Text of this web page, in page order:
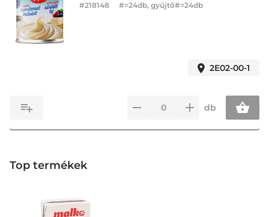
#218148 #=24db, gyűjtő#=24db
2E02-00-1
db
Top termékek